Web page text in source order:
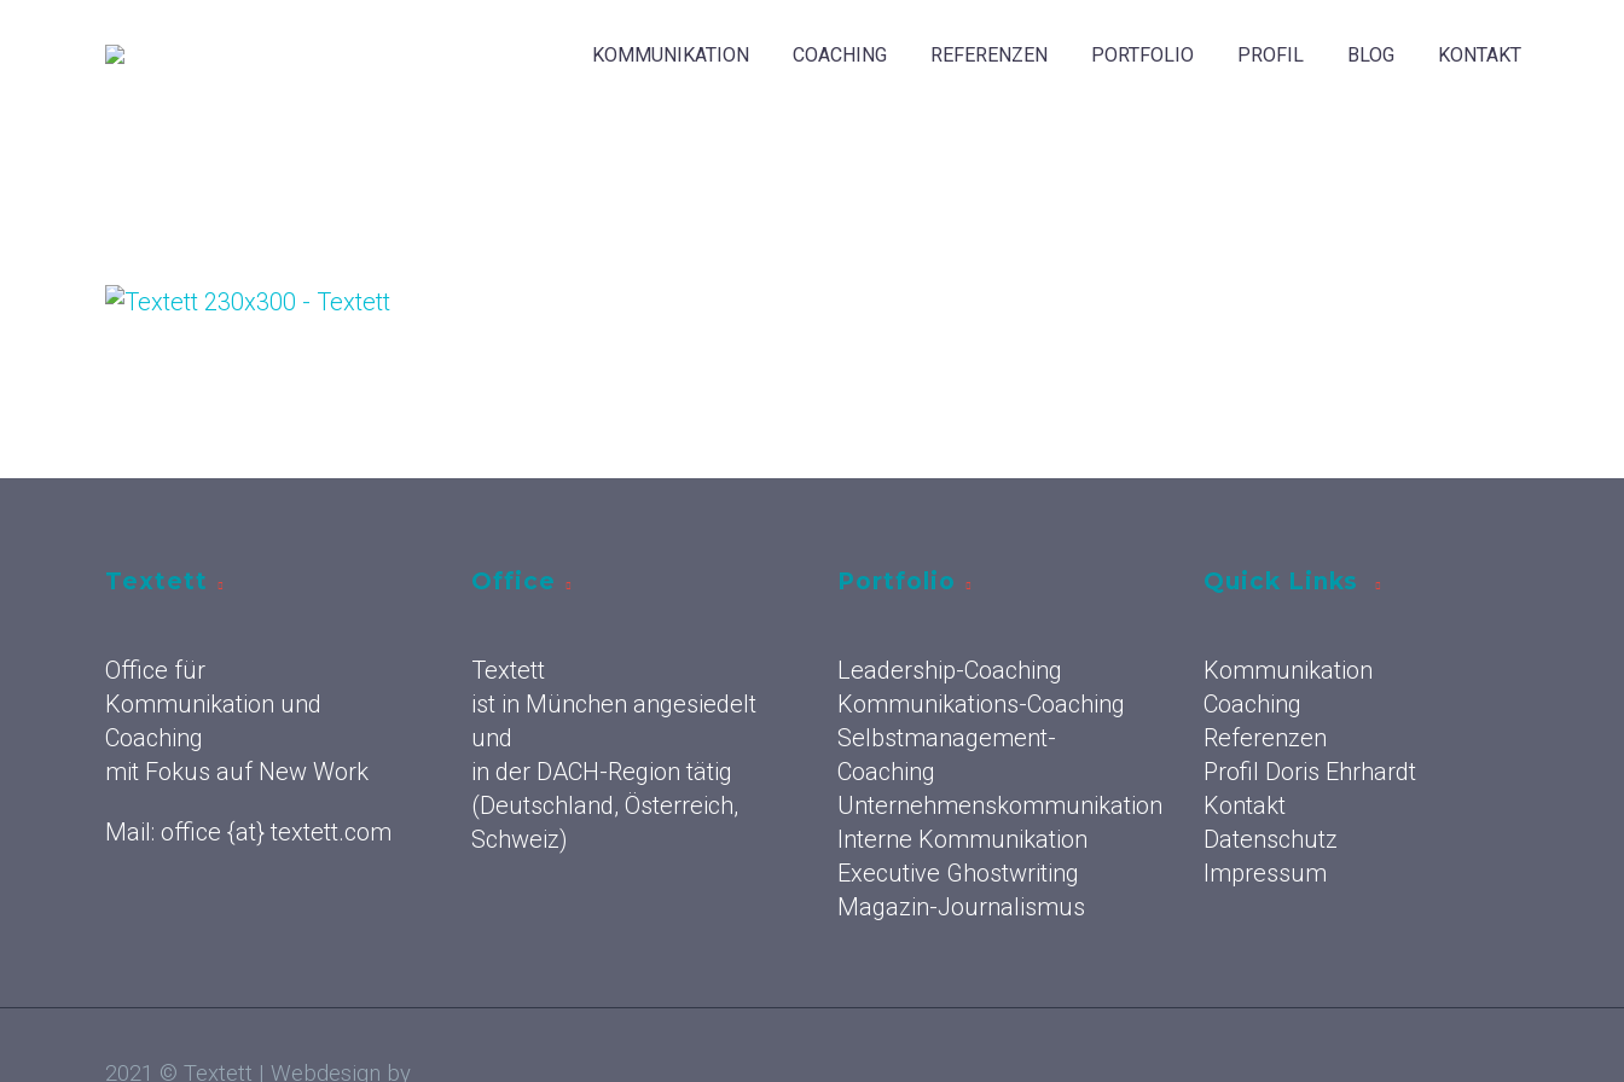
KOMMUNIKATION COACHING REFERENZEN PORTFOLIO PROFIL BLOG KONTAKT
Textett
Office für
Kommunikation und
Coaching
mit Fokus auf New Work
Mail: office {at} textett.com
Office
Textett
ist in München angesiedelt
und
in der DACH-Region tätig
(Deutschland, Österreich,
Schweiz)
Portfolio
Leadership-Coaching
Kommunikations-Coaching
Selbstmanagement-
Coaching
Unternehmenskommunikation
Interne Kommunikation
Executive Ghostwriting
Magazin-Journalismus
Quick Links
Kommunikation
Coaching
Referenzen
Profil Doris Ehrhardt
Kontakt
Datenschutz
Impressum
2021 © Textett | Webdesign by